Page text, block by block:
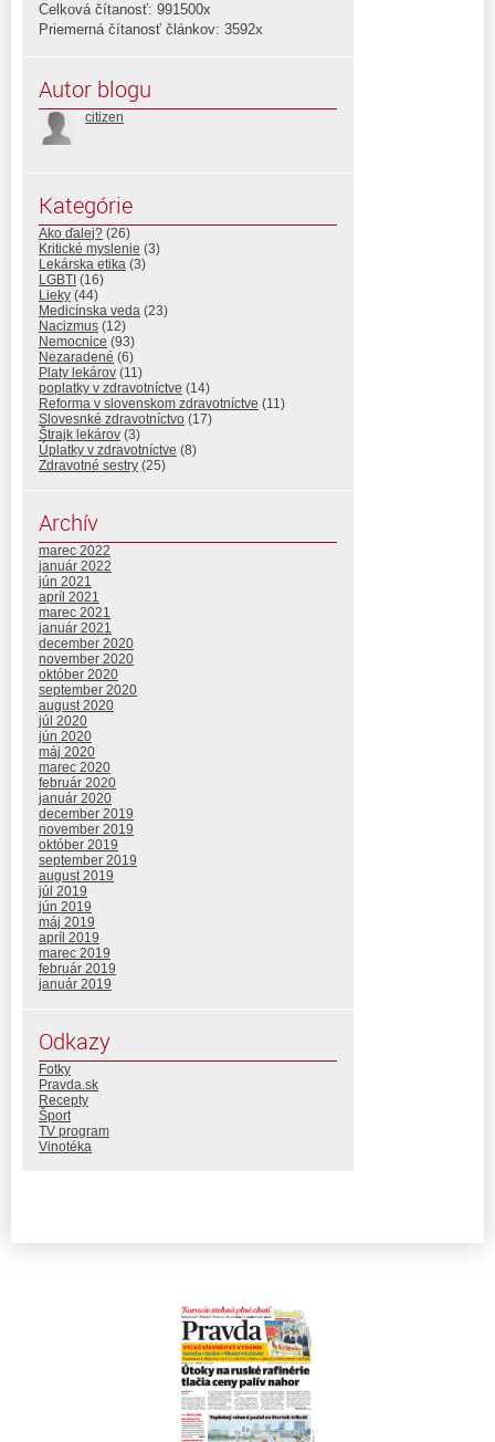
Celková čítanosť: 991500x
Priemerná čítanosť článkov: 3592x
Autor blogu
citizen
Kategórie
Ako ďalej? (26)
Kritické myslenie (3)
Lekárska etika (3)
LGBTI (16)
Lieky (44)
Medicínska veda (23)
Nacizmus (12)
Nemocnice (93)
Nezaradené (6)
Platy lekárov (11)
poplatky v zdravotníctve (14)
Reforma v slovenskom zdravotníctve (11)
Slovesnké zdravotníctvo (17)
Štrajk lekárov (3)
Úplatky v zdravotníctve (8)
Zdravotné sestry (25)
Archív
marec 2022
január 2022
jún 2021
apríl 2021
marec 2021
január 2021
december 2020
november 2020
október 2020
september 2020
august 2020
júl 2020
jún 2020
máj 2020
marec 2020
február 2020
január 2020
december 2019
november 2019
október 2019
september 2019
august 2019
júl 2019
jún 2019
máj 2019
apríl 2019
marec 2019
február 2019
január 2019
Odkazy
Fotky
Pravda.sk
Recepty
Šport
TV program
Vinotéka